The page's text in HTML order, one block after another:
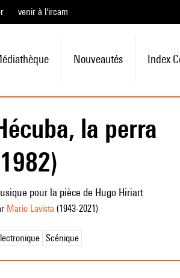
venir à l'ircam
Nouveautés Index
la perra
pour la pièce de Hugo Hiriart
Mario Lavista (1943-2021)
Scénique